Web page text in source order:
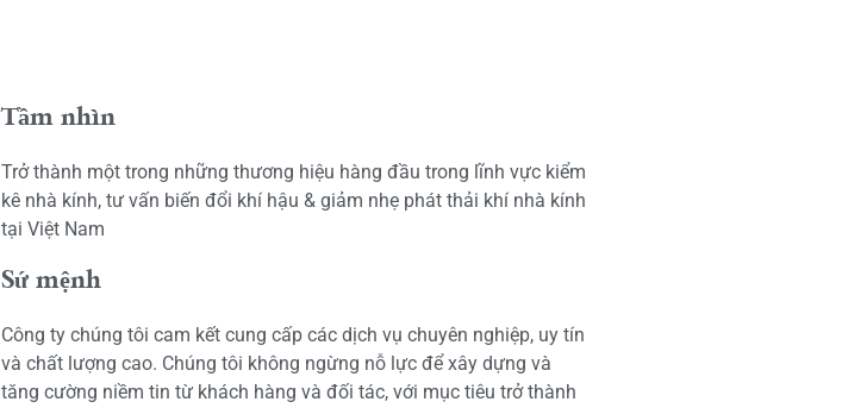
Tầm nhìn
Trở thành một trong những thương hiệu hàng đầu trong lĩnh vực kiểm
kê nhà kính, tư vấn biến đổi khí hậu & giảm nhẹ phát thải khí nhà kính
tại Việt Nam
Sứ mệnh
Công ty chúng tôi cam kết cung cấp các dịch vụ chuyên nghiệp, uy tín
và chất lượng cao. Chúng tôi không ngừng nỗ lực để xây dựng và
tăng cường niềm tin từ khách hàng và đối tác, với mục tiêu trở thành